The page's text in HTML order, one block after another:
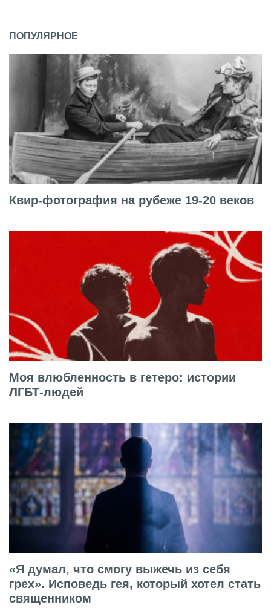
ПОПУЛЯРНОЕ
Квир-фотография на рубеже 19-20 веков
Моя влюбленность в гетеро: истории
ЛГБТ-людей
«Я думал, что смогу выжечь из себя
грех». Исповедь гея, который хотел стать
священником